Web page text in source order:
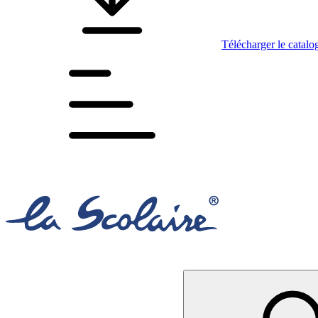
Télécharger le